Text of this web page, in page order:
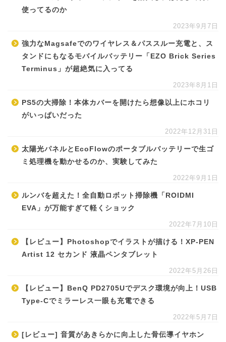
使ってるのか
2023年9月7日
強力なMagsafeでのワイヤレス＆パススルー充電と、ス
タンドにもなるモバイルバッテリー「EZO Brick Series
Terminus」が超絶気に入ってる
2023年8月1日
PS5の大掃除！本体カバーを開けたら想像以上にホコリ
がいっぱいだった
2022年12月31日
太陽光パネルとEcoFlowのポータブルバッテリーで生ゴ
ミ処理機を動かせるのか、実験してみた
2022年9月1日
ルンバを超えた！全自動ロボット掃除機「ROIDMI
EVA」が万能すぎて軽くショック
2022年7月10日
【レビュー】Photoshopでイラストが描ける！XP-PEN
Artist 12 セカンド 液晶ペンタブレット
2022年5月26日
【レビュー】BenQ PD2705Uでデスク環境が向上！USB
Type-Cでミラーレス一眼も充電できる
2022年5月7日
[レビュー] 音質があきらかに向上した骨伝導イヤホン